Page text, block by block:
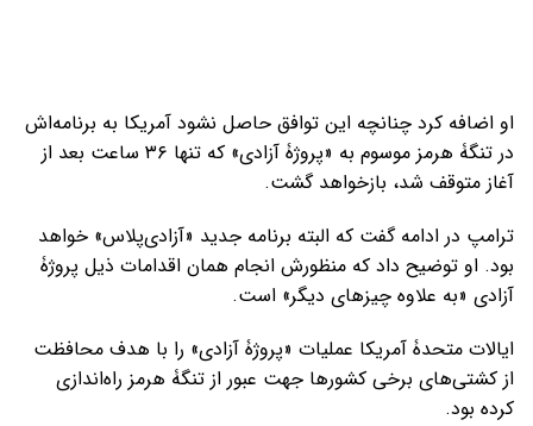
او اضافه کرد چنانچه این توافق حاصل نشود آمریکا به برنامه‌اش
در تنگۀ هرمز موسوم به «پروژۀ آزادی» که تنها ۳۶ ساعت بعد از
آغاز متوقف شد، بازخواهد گشت.
ترامپ در ادامه گفت که البته برنامه جدید «آزادی‌پلاس» خواهد
بود. او توضیح داد که منظورش انجام همان اقدامات ذیل پروژۀ
آزادی «به علاوه چیزهای دیگر» است.
ایالات متحدۀ آمریکا عملیات «پروژۀ آزادی» را با هدف محافظت
از کشتی‌های برخی کشورها جهت عبور از تنگۀ هرمز راه‌اندازی
کرده بود.